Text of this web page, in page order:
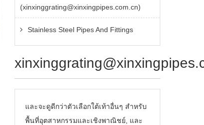
(xinxinggrating@xinxingpipes.com.cn)
Stainless Steel Pipes And Fittings
และจะดูดีกว่าตัวเลือกใต้เท้าอื่นๆ สำหรับ
พื้นที่อุตสาหกรรมและเชิงพาณิชย์, และ